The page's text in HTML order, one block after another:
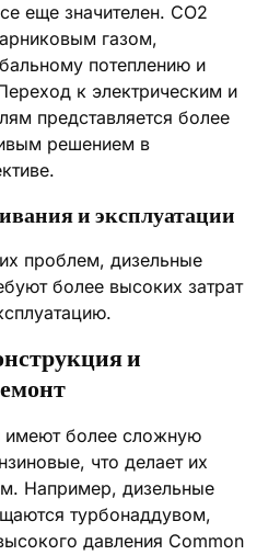
еще значителен. CO2
газом,
потеплению и
к электрическим и
представляется более
решением в
и эксплуатации
проблем, дизельные
более высоких затрат
и
имеют более сложную
что делает их
Например, дизельные
турбонаддувом,
давления Common